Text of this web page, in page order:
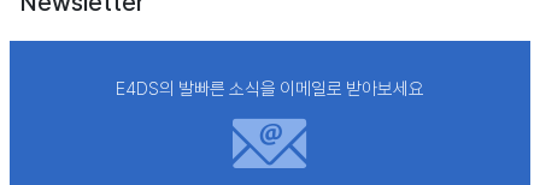
E4DS의 발빠른 소식을 이메일로 받아보세요